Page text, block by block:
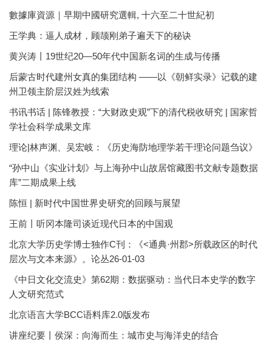
數據庫資源｜早期中國研究選輯, 十六至二十世紀初
王学典：逼人成材，顾颉刚弟子遍天下的秘诀
黄兴涛丨19世纪20—50年代中国新名词的生成与传播
后蒙古时代建州女真的集团结构 ——以《朝鲜实录》记载的建
州卫领主阶层汉姓为线索
书讯书话 | 陈锋教授：“大财政史观”下的清代税收研究 | 国家哲
学社会科学成果文库
理论|林声渊、吴宏岐：《历史海防地理学若干理论问题刍议》
“孙中山《实业计划》与上海孙中山故居馆藏图书文献专题数据
库”二期成果上线
陈恒 | 新时代中国世界史研究的回顾与展望
王前丨听冈本隆司谈近现代日本的中国观
北京大学历史学博士独作C刊：《<通典·州郡>所载政区的时代
层次与文本来源》。论丛26-01-03
《中日文化交流史》第62期：数据驱动：当代日本史学的数字
人文研究范式
北京语言大学BCC语料库2.0版发布
讲座纪要丨侯深：向海而生：城市史与海洋史的结合